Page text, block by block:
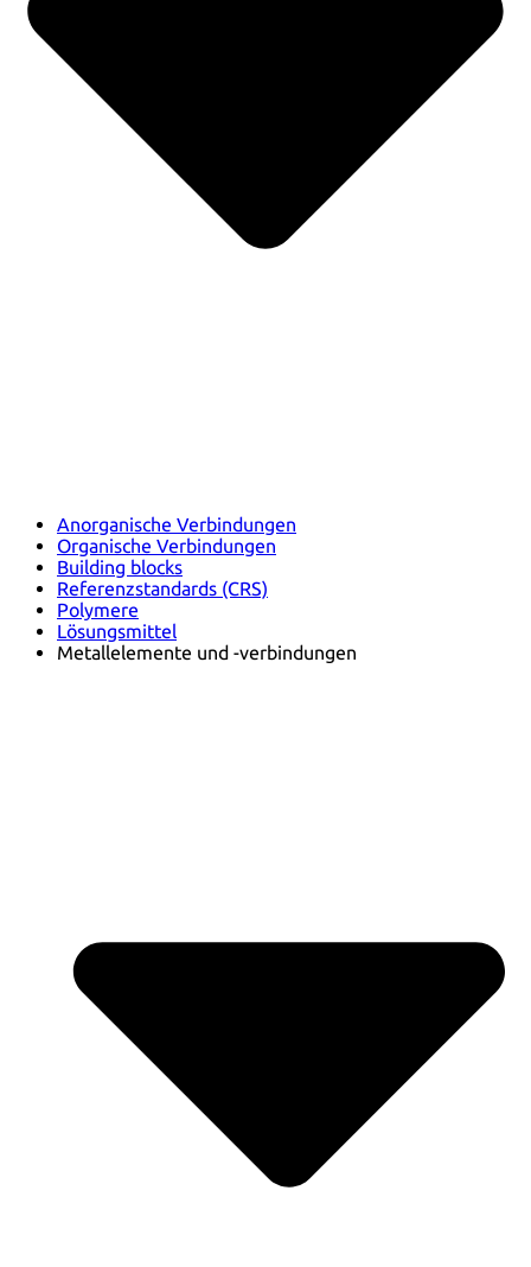
Anorganische Verbindungen
Organische Verbindungen
Building blocks
Referenzstandards (CRS)
Polymere
Lösungsmittel
Metallelemente und -verbindungen